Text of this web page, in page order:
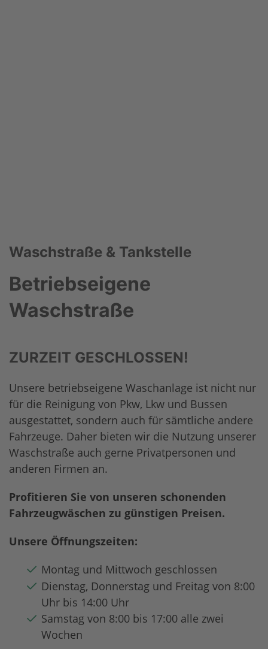
Waschstraße & Tankstelle
Betriebseigene
Waschstraße
ZURZEIT GESCHLOSSEN!
Unsere betriebseigene Waschanlage ist nicht nur
für die Reinigung von Pkw, Lkw und Bussen
ausgestattet, sondern auch für sämtliche andere
Fahrzeuge. Daher bieten wir die Nutzung unserer
Waschstraße auch gerne Privatpersonen und
anderen Firmen an.
Profitieren Sie von unseren schonenden
Fahrzeugwäschen zu günstigen Preisen.
Unsere Öffnungszeiten:
Montag und Mittwoch geschlossen
Dienstag, Donnerstag und Freitag von 8:00
Uhr bis 14:00 Uhr
Samstag von 8:00 bis 17:00 alle zwei
Wochen